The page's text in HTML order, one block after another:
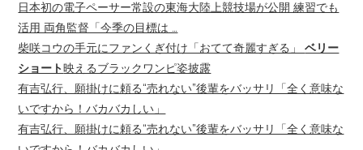
日本初の電子ペーサー常設の東海大陸上競技場が公開 練習でも
活用 両角監督「今季の目標は …
柴咲コウの手元にファンくぎ付け「おてて奇麗すぎる」ベリー
ショート映えるブラックワンピ姿披露
有吉弘行、願掛けに頼る“売れない”後輩をバッサリ「全く意味な
いですから！バカバカしい」
有吉弘行、願掛けに頼る“売れない”後輩をバッサリ「全く意味な